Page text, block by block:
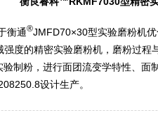
衡通®JMFD70×30型实验磨粉机
度的精密实验磨粉机，磨粉过
制粉，进行面团流变学特性、面
设计生产。